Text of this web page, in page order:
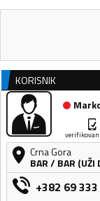
KORISNIK
Crna Gora
BAR/ BAR (UŽI
+382 69